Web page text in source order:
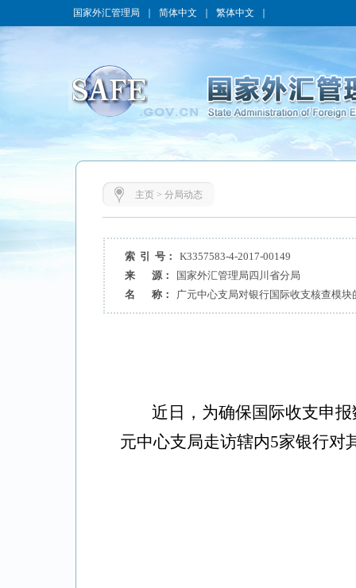
国家外汇管理局 简体中文 繁体中文
主页> 分局动态
索 引 号：
K3357583-4-2017-00149
来 源：
国家外汇管理局四川省分局
名 称：
广元中心支局对银行国际收支核查模块
近 日 ，为确保国际收支申
元中心支局走访辖内5家银行对